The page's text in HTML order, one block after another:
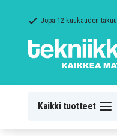
Jopa 12 kuukauden takuu
Kaikki tuotteet